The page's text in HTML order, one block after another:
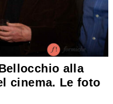
alla
cinema. Le foto